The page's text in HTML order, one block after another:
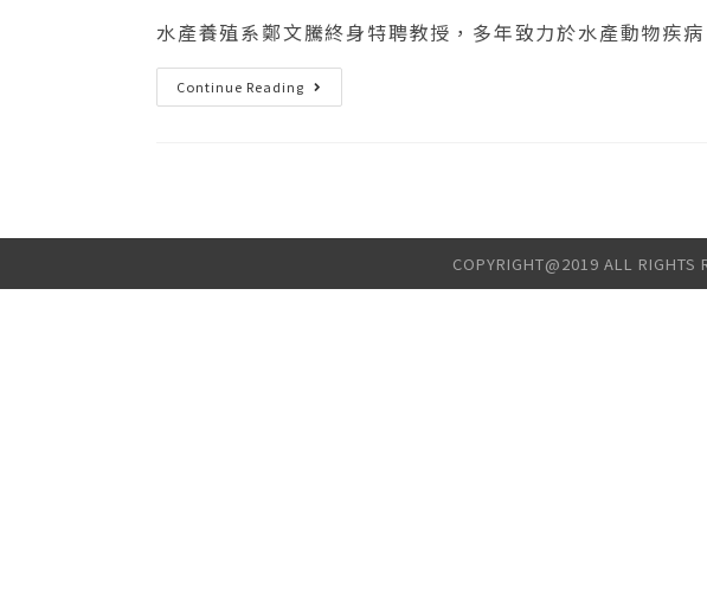
水產養殖系鄭文騰終身特聘教授，多年致力於水產動物疾
Continue Reading
COPYRIGHT@2019 ALL